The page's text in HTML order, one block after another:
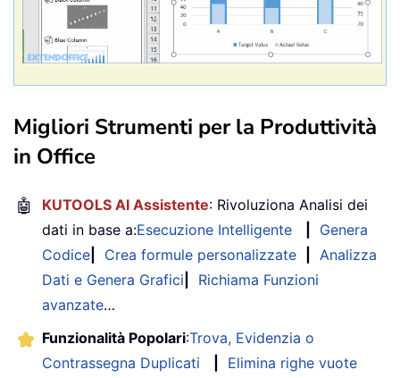
Migliori Strumenti per la Produttività
in Office
🤖 KUTOOLS AI Assistente: Rivoluziona Analisi dei
dati in base a:Esecuzione Intelligente
Genera
Codice
Crea formule personalizzate
Analizza
Dati e Genera Grafici
Richiama Funzioni
avanzate…
Funzionalità Popolari:Trova, Evidenzia o
Contrassegna Duplicati
Elimina righe vuote